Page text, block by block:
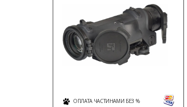
ОПЛАТА ЧАСТИНАМИ БЕЗ %